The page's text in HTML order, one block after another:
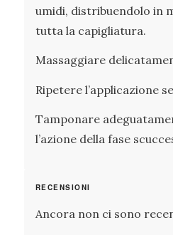
umidi, distribuendolo in
tutta la capigliatura.
Massaggiare
Ripetere l’applicazione
Tamponare
l’azione della fase
RECENSIONI
Ancora non ci sono